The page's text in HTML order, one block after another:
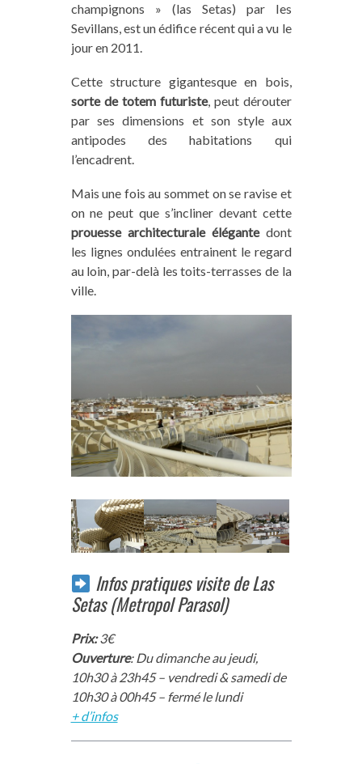
champignons » (las Setas) par les
Sevillans, est un édifice récent qui a vu le
jour en 2011.
Cette structure gigantesque en bois,
sorte de totem futuriste, peut dérouter
par ses dimensions et son style aux
antipodes des habitations qui
l’encadrent.
Mais une fois au sommet on se ravise et
on ne peut que s’incliner devant cette
prouesse architecturale élégantedont
les lignes ondulées entrainent le regard
au loin, par-delà les toits-terrasses de la
ville.
Infos pratiques visite de Las
Setas (Metropol Parasol)
Prix:3€
Ouverture: Du dimanche au jeudi,
10h30 à 23h45 – vendredi & samedi de
10h30 à 00h45 – fermé le lundi
+ d’infos